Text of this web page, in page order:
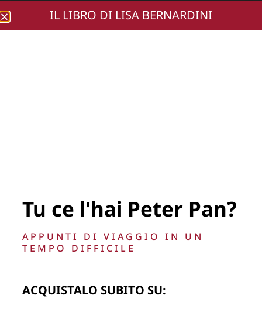
Lisa Bernardini
rimuovere, oscurare, modificare, immagini e testi del sito, a
IL LIBRO DI LISA BERNARDINI
Tu ce l'hai Peter Pan?
APPUNTI DI VIAGGIO IN UN
TEMPO DIFFICILE
ACQUISTALO SUBITO SU: